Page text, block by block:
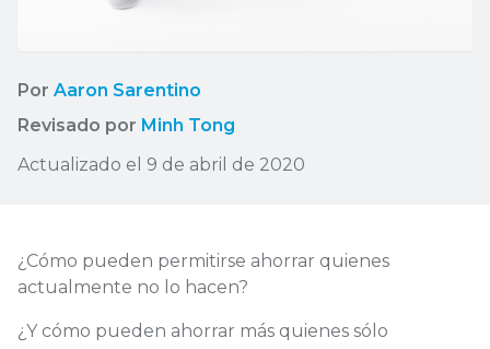
Por Aaron Sarentino
Revisado por Minh Tong
Actualizado el 9 de abril de 2020
¿Cómo pueden permitirse ahorrar quienes
actualmente no lo hacen?
¿Y cómo pueden ahorrar más quienes sólo